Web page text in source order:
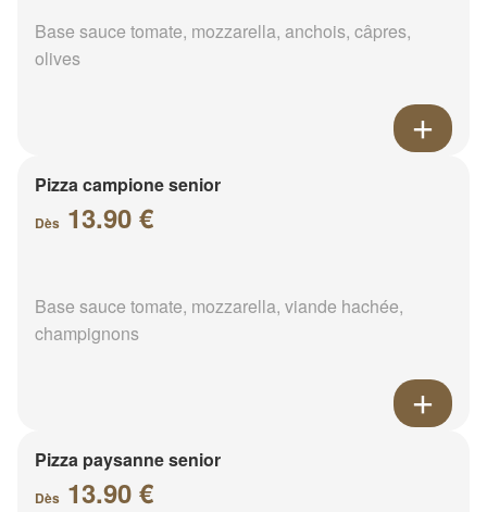
Base sauce tomate, mozzarella, anchois, câpres,
olives
Pizza campione senior
Dès 13.90 €
Base sauce tomate, mozzarella, viande hachée,
champignons
Pizza paysanne senior
Dès 13.90 €